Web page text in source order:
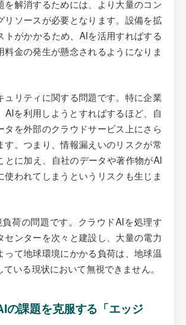
を解消するためには、より大量のコン
リソースが必要となります。設備を拡
トがかかるため、AIを活用すればする
料金の発生が懸念されるようになりま
ュリティに関する問題です。特に企業
AIを利用しようとすればするほど、自
タを外部のクラウドサービス上にさら
す。つまり、情報漏えいのリスクが常
とに加え、自社のデータや著作物がAI
使われてしまうというリスクも生じま
荷の問題です。クラウドAIを処理す
センターを次々と建設し、大量の電力
って地球環境にかかる負荷は、地球温
いる現状において無視できません。
の課題を克服する「エッジ